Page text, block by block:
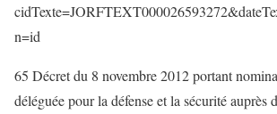
n=id
65 Décret du 8 novembre 2012 portant
déléguée pour la défense et la sécurité auprès